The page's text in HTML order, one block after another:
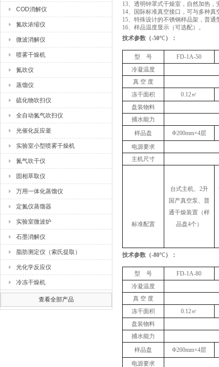
COD消解仪
氮吹浓缩仪
微波消解仪
喷雾干燥机
氮吹仪
蒸馏仪
硫化物吹扫仪
全自动氮气吹扫仪
光催化反应釜
实验室小型喷雾干燥机
氮气吹干仪
固相萃取仪
万用一体化蒸馏仪
定氮仪蒸馏器
实验室微波炉
石墨消解仪
脂肪测定仪（索氏提取）
光化学反应仪
冷冻干燥机
查看全部产品
13、 透明钟罩式干燥室，自然加热，
14、
国际标准真空接口，可与多种真
15、 特殊设计的不锈钢样品架，普通
16、 样品温度显示（可选配）。
技术参数 （-50℃） ：
型 号
FD-1A-50
冷凝温度
真 空 度
冻干面积
0.12㎡
盘装物料
捕水能力
样品盘
Φ200mm×4层
电源要求
主机尺寸
标准配置
台式主机、2升
国产真空泵、普
通干燥装置（样
品盘4个）
技术参数 （-80℃） ：
型 号 FD-1A-80
冷凝温度
真 空 度
冻干面积
0.12㎡
盘装物料
捕水能力
样品盘
Φ200mm×4层
电源要求